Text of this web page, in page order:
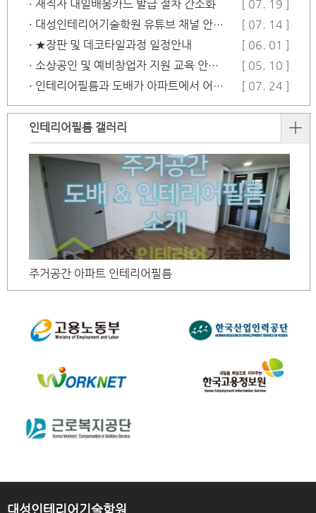
· 재직자 내일배움카드 발급 절차 간소화
[ 07. 19 ]
· 대성인테리어기술학원 유튜브 채널 안…
[ 07. 14 ]
· ★장판 및 데코타일과정 일정안내
[ 06. 01 ]
· 소상공인 및 예비창업자 지원 교육 안…
[ 05. 10 ]
· 인테리어필름과 도배가 아파트에서 어떻…
[ 07. 24 ]
인테리어필름 갤러리
주거공간 아파트 인테리어필름
대성인테리어기술학원